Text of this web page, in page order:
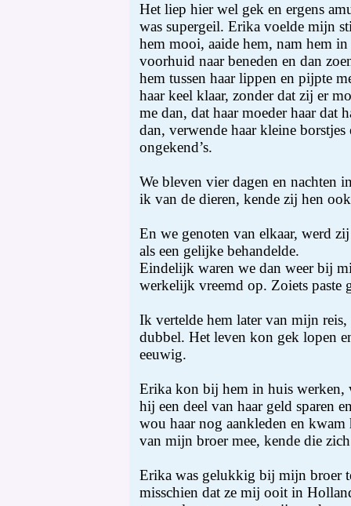
Het liep hier wel gek en ergens
was supergeil. Erika voelde mijn
hem mooi, aaide hem, nam hem
voorhuid naar beneden en dan
hem tussen haar lippen en pijpte
haar keel klaar, zonder dat zij er
me dan, dat haar moeder haar dat
dan, verwende haar kleine borstjes
ongekend’s.
We bleven vier dagen en nachten
ik van de dieren, kende zij hen
En we genoten van elkaar, werd
als een gelijke behandelde.
Eindelijk waren we dan weer bij
werkelijk vreemd op. Zoiets paste
Ik vertelde hem later van mijn
dubbel. Het leven kon gek lopen
eeuwig.
Erika kon bij hem in huis werken,
hij een deel van haar geld sparen
wou haar nog aankleden en kwam
van mijn broer mee, kende die
Erika was gelukkig bij mijn broer
misschien dat ze mij ooit in